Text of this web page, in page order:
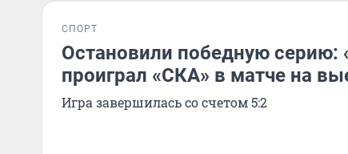
СПОРТ
Остановили победную серию:
проиграл «СКА» в матче на
Игра завершилась со счетом 5:2